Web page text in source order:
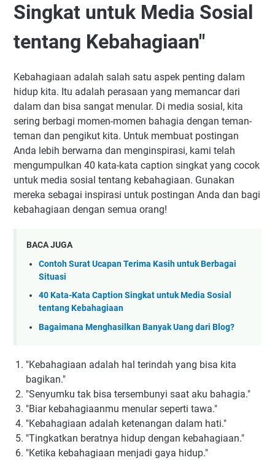
Singkat untuk Media Sosial
tentang Kebahagiaan"
Kebahagiaan adalah salah satu aspek penting dalam
hidup kita. Itu adalah perasaan yang memancar dari
dalam dan bisa sangat menular. Di media sosial, kita
sering berbagi momen-momen bahagia dengan teman-
teman dan pengikut kita. Untuk membuat postingan
Anda lebih berwarna dan menginspirasi, kami telah
mengumpulkan 40 kata-kata caption singkat yang cocok
untuk media sosial tentang kebahagiaan. Gunakan
mereka sebagai inspirasi untuk postingan Anda dan bagi
kebahagiaan dengan semua orang!
BACA JUGA
Contoh Surat Ucapan Terima Kasih untuk Berbagai
Situasi
40 Kata-Kata Caption Singkat untuk Media Sosial
tentang Kebahagiaan
Bagaimana Menghasilkan Banyak Uang dari Blog?
"Kebahagiaan adalah hal terindah yang bisa kita
bagikan."
"Senyumku tak bisa tersembunyi saat aku bahagia."
"Biar kebahagiaanmu menular seperti tawa."
"Kebahagiaan adalah ketenangan dalam hati."
"Tingkatkan beratnya hidup dengan kebahagiaan."
"Ketika kebahagiaan menjadi gaya hidup."